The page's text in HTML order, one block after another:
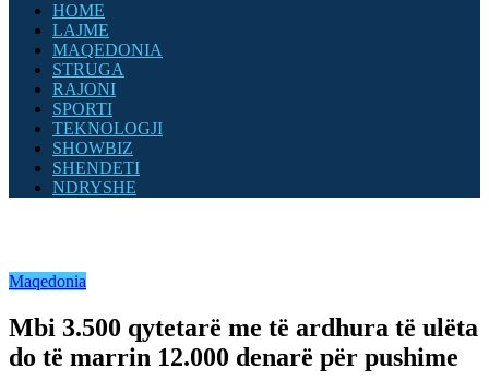
HOME
LAJME
MAQEDONIA
STRUGA
RAJONI
SPORTI
TEKNOLOGJI
SHOWBIZ
SHENDETI
NDRYSHE
Maqedonia
Mbi 3.500 qytetarë me të ardhura të ulëta
do të marrin 12.000 denarë për pushime